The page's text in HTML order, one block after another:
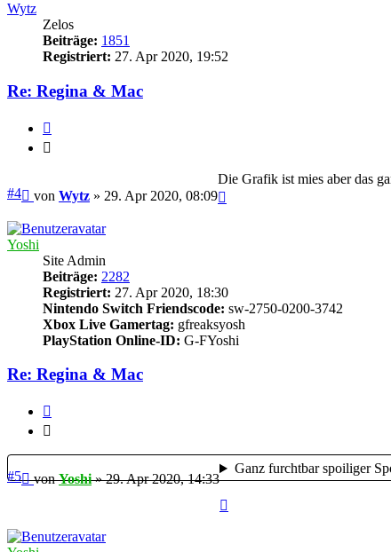
Wytz
Zelos
Beiträge: 1851
Registriert: 27. Apr 2020, 19:52
Re: Regina & Mac
#4 Beitrag
von Wytz » 29. Apr 2020, 08:09
Die Grafik ist mies aber das
Yoshi
Site Admin
Beiträge: 2282
Registriert: 27. Apr 2020, 18:30
Nintendo Switch Friendscode: sw-2750-0200-3742
Xbox Live Gamertag: gfreaksyosh
PlayStation Online-ID: G-FYoshi
Re: Regina & Mac
#5 Beitrag
vonYoshi»29. Apr 2020, 14:33
Ganz furchtbar spoiliger